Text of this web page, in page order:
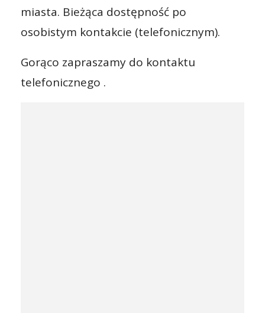
miasta. Bieżąca dostępność po
osobistym kontakcie (telefonicznym).
Gorąco zapraszamy do kontaktu
telefonicznego .